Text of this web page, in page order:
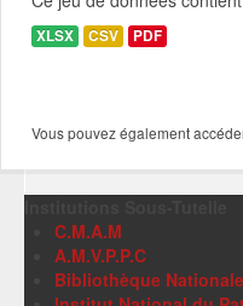
XLSX CSV PDF
Vous pouvez également
C.M.A.M
A.M.V.P.P.C
Bibliothèque Nationale